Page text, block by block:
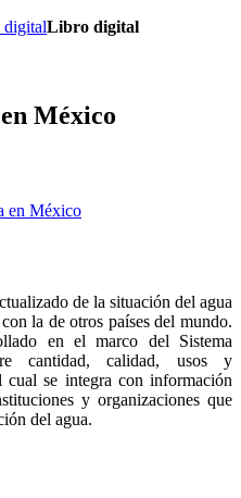
digitalLibro digital
México
de la situación del agua
la de otros países del mundo.
en el marco del Sistema
cantidad, calidad, usos y
se integra con información
y organizaciones que
del agua.